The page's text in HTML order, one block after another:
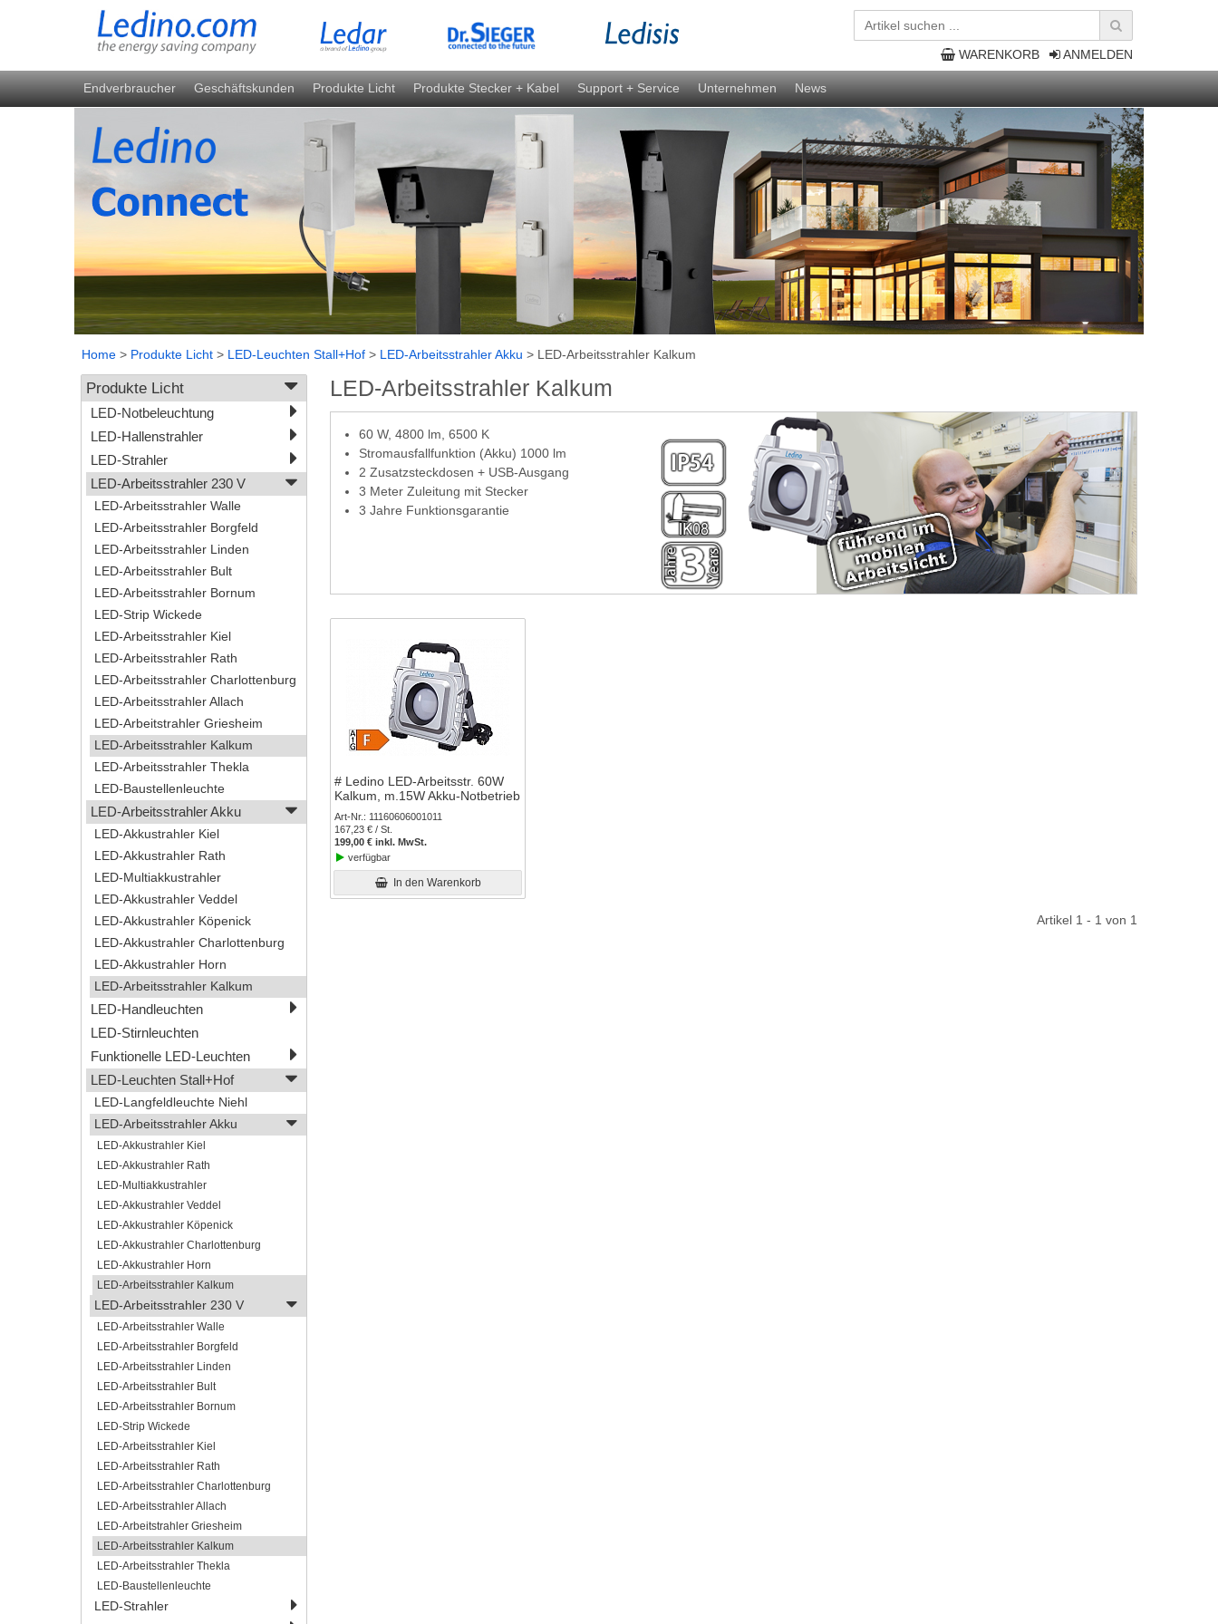
ANMELDEN
WARENKORB
Endverbraucher Geschäftskunden Produkte Licht Produkte Stecker + Kabel Support + Service Unternehmen News
Home > Produkte Licht > LED-Leuchten Stall+Hof > LED-Arbeitsstrahler Akku > LED-Arbeitsstrahler Kalkum
Produkte Licht
LED-Notbeleuchtung
LED-Hallenstrahler
LED-Strahler
LED-Arbeitsstrahler 230 V
LED-Arbeitsstrahler Walle
LED-Arbeitsstrahler Borgfeld
LED-Arbeitsstrahler Linden
LED-Arbeitsstrahler Bult
LED-Arbeitsstrahler Bornum
LED-Strip Wickede
LED-Arbeitsstrahler Kiel
LED-Arbeitsstrahler Rath
LED-Arbeitsstrahler Charlottenburg
LED-Arbeitsstrahler Allach
LED-Arbeitstrahler Griesheim
LED-Arbeitsstrahler Kalkum
LED-Arbeitsstrahler Thekla
LED-Baustellenleuchte
LED-Arbeitsstrahler Akku
LED-Akkustrahler Kiel
LED-Akkustrahler Rath
LED-Multiakkustrahler
LED-Akkustrahler Veddel
LED-Akkustrahler Köpenick
LED-Akkustrahler Charlottenburg
LED-Akkustrahler Horn
LED-Arbeitsstrahler Kalkum
LED-Handleuchten
LED-Stirnleuchten
Funktionelle LED-Leuchten
LED-Leuchten Stall+Hof
LED-Langfeldleuchte Niehl
LED-Arbeitsstrahler Akku
LED-Akkustrahler Kiel
LED-Akkustrahler Rath
LED-Multiakkustrahler
LED-Akkustrahler Veddel
LED-Akkustrahler Köpenick
LED-Akkustrahler Charlottenburg
LED-Akkustrahler Horn
LED-Arbeitsstrahler Kalkum
LED-Arbeitsstrahler 230 V
LED-Arbeitsstrahler Walle
LED-Arbeitsstrahler Borgfeld
LED-Arbeitsstrahler Linden
LED-Arbeitsstrahler Bult
LED-Arbeitsstrahler Bornum
LED-Strip Wickede
LED-Arbeitsstrahler Kiel
LED-Arbeitsstrahler Rath
LED-Arbeitsstrahler Charlottenburg
LED-Arbeitsstrahler Allach
LED-Arbeitstrahler Griesheim
LED-Arbeitsstrahler Kalkum
LED-Arbeitsstrahler Thekla
LED-Baustellenleuchte
LED-Strahler
LED-Arbeitsstrahler Kalkum
60 W, 4800 lm, 6500 K
Stromausfallfunktion (Akku) 1000 lm
2 Zusatzsteckdosen + USB-Ausgang
3 Meter Zuleitung mit Stecker
3 Jahre Funktionsgarantie
# Ledino LED-Arbeitsstr. 60W
Kalkum, m.15W Akku-Notbetrieb
Art-Nr.
11160606001011
167,23 € / St.
199,00 € inkl. MwSt.
verfügbar
In den Warenkorb
Artikel 1 - 1 von 1